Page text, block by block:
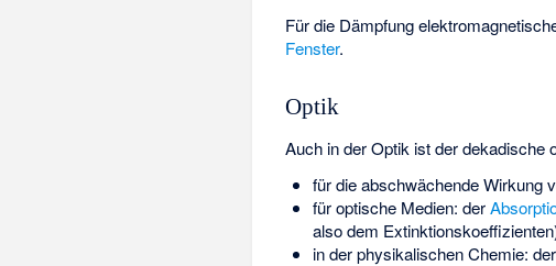
Für die Dämpfung
Fenster.
Optik
Auch in der Optik ist der dekadische
für die abschwächende Wirkung
für optische Medien: der
also dem
in der physikalischen Chemie: der